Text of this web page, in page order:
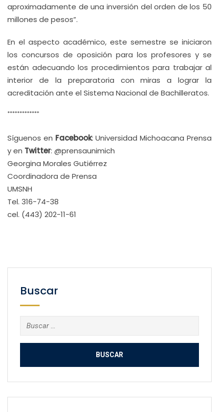
aproximadamente de una inversión del orden de los 50
millones de pesos”.
En el aspecto académico, este semestre se iniciaron
los concursos de oposición para los profesores y se
están adecuando los procedimientos para trabajar al
interior de la preparatoria con miras a lograr la
acreditación ante el Sistema Nacional de Bachilleratos.
*************
Síguenos en Facebook: Universidad Michoacana Prensa
y en Twitter: @prensaunimich
Georgina Morales Gutiérrez
Coordinadora de Prensa
UMSNH
Tel. 316-74-38
cel. (443) 202-11-61
Buscar
Buscar: